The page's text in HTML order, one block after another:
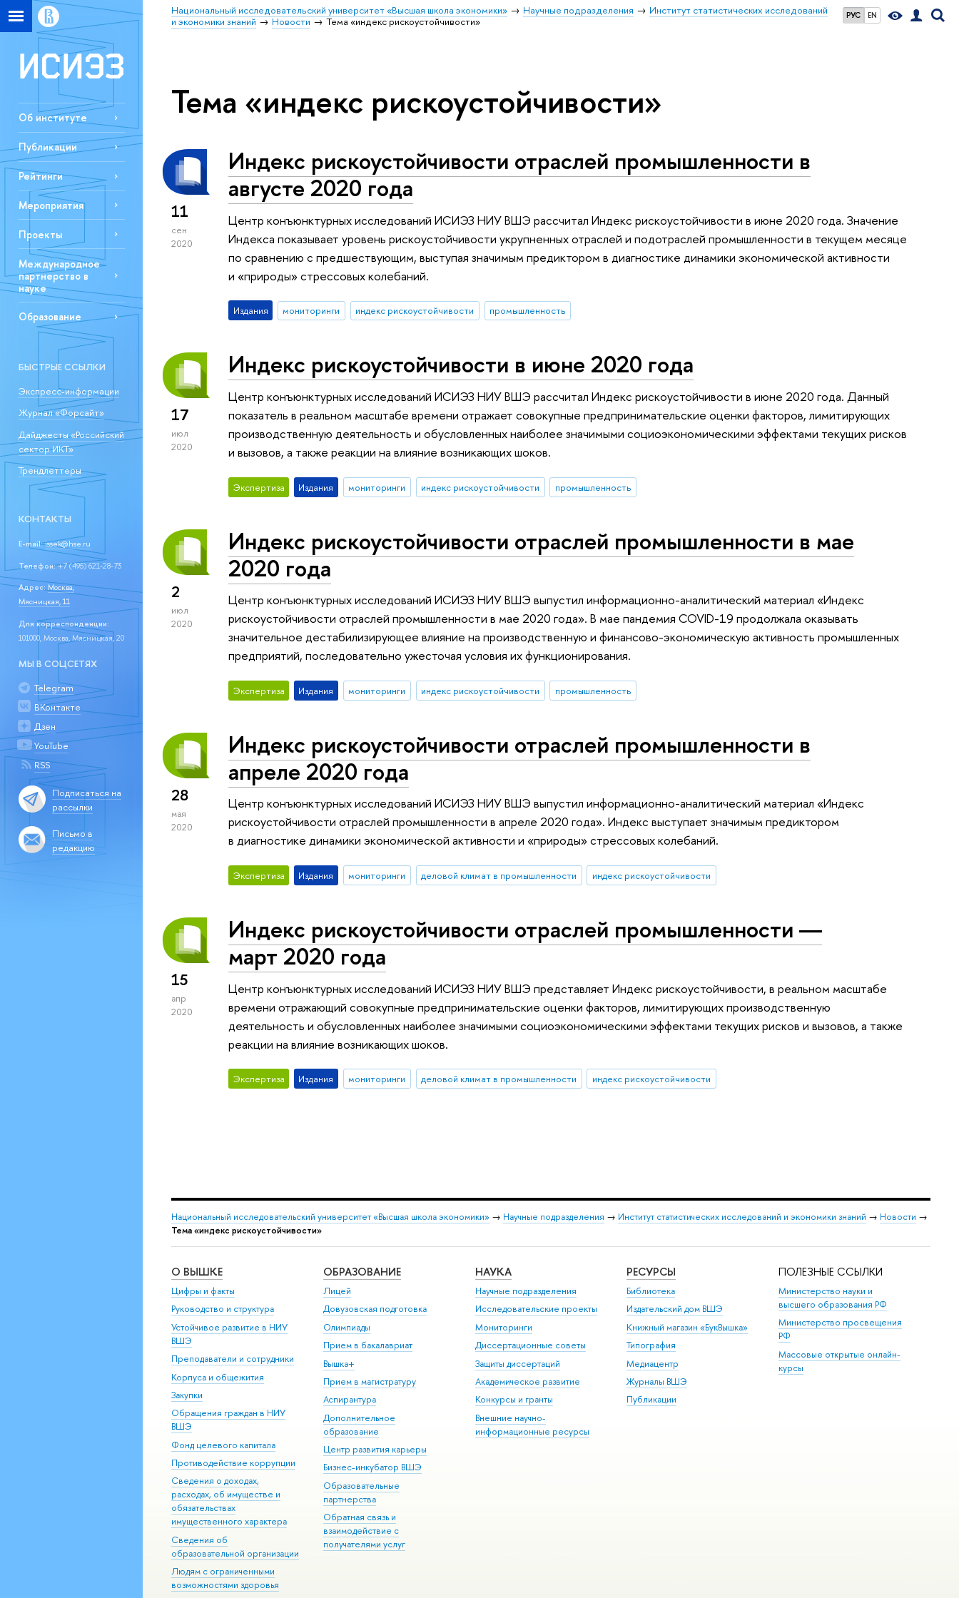
РУС EN
Национальный исследовательский университет «Высшая школа экономики» Научные подразделения
Институт статистических исследований
и экономики знаний
Новости Тема «индекс рискоустойчивости»
Об институте
Публикации
Рейтинги
Мероприятия
Проекты
Международное
партнерство в
науке
Образование
БЫСТРЫЕ ССЫЛКИ
Экспресс-информации
Журнал «Форсайт»
Дайджесты «Российский
сектор ИКТ»
Трендлеттеры
КОНТАКТЫ
E-mail:issek@hse.ru
Телефон:+7 (495) 621-28-73
Адрес: Москва,
Мясницкая, 11
Для корреспонденции:
101000, Москва, Мясницкая, 20
МЫ В СОЦСЕТЯХ
Telegram
ВКонтакте
Дзен
YouTube
RSS
Подписаться на
рассылки
Письмо в
редакцию
Тема «индекс рискоустойчивости»
11
сен
2020
Индекс рискоустойчивости отраслей промышленности в
августе 2020 года
Центр конъюнктурных исследований ИСИЭЗ НИУ ВШЭ рассчитал Индекс рискоустойчивости в июне 2020 года. Значение
Индекса показывает уровень рискоустойчивости укрупненных отраслей и подотраслей промышленности в текущем месяце
по сравнению с предшествующим, выступая значимым предиктором в диагностике динамики экономической активности
и «природы» стрессовых колебаний.
Издания мониторинги индекс рискоустойчивости промышленность
17
июл
2020
Индекс рискоустойчивости в июне 2020 года
Центр конъюнктурных исследований ИСИЭЗ НИУ ВШЭ рассчитал Индекс рискоустойчивости в июне 2020 года. Данный
показатель в реальном масштабе времени отражает совокупные предпринимательские оценки факторов, лимитирующих
производственную деятельность и обусловленных наиболее значимыми социоэкономическими эффектами текущих рисков
и вызовов, а также реакции на влияние возникающих шоков.
Экспертиза Издания мониторинги индекс рискоустойчивости промышленность
2
июл
2020
Индекс рискоустойчивости отраслей промышленности в мае
2020 года
Центр конъюнктурных исследований ИСИЭЗ НИУ ВШЭ выпустил информационно-аналитический материал «Индекс
рискоустойчивости отраслей промышленности в мае 2020 года». В мае пандемия COVID-19 продолжала оказывать
значительное дестабилизирующее влияние на производственную и финансово-экономическую активность промышленных
предприятий, последовательно ужесточая условия их функционирования.
Экспертиза Издания мониторинги индекс рискоустойчивости промышленность
28
мая
2020
Индекс рискоустойчивости отраслей промышленности в
апреле 2020 года
Центр конъюнктурных исследований ИСИЭЗ НИУ ВШЭ выпустил информационно-аналитический материал «Индекс
рискоустойчивости отраслей промышленности в апреле 2020 года». Индекс выступает значимым предиктором
в диагностике динамики экономической активности и «природы» стрессовых колебаний.
Экспертиза Издания мониторинги деловой климат в промышленности индекс рискоустойчивости
15
апр
2020
Индекс рискоустойчивости отраслей промышленности ―
март 2020 года
Центр конъюнктурных исследований ИСИЭЗ НИУ ВШЭ представляет Индекс рискоустойчивости, в реальном масштабе
времени отражающий совокупные предпринимательские оценки факторов, лимитирующих производственную
деятельность и обусловленных наиболее значимыми социоэкономическими эффектами текущих рисков и вызовов, а также
реакции на влияние возникающих шоков.
Экспертиза Издания мониторинги деловой климат в промышленности индекс рискоустойчивости
Национальный исследовательский университет «Высшая школа экономики» → Научные подразделения → Институт статистических исследований и экономики знаний → Новости →
Тема «индекс рискоустойчивости»
О ВЫШКЕ
Цифры и факты
Руководство и структура
Устойчивое развитие в НИУ
ВШЭ
Преподаватели и сотрудники
Корпуса и общежития
Закупки
Обращения граждан в НИУ
ВШЭ
Фонд целевого капитала
Противодействие коррупции
Сведения о доходах,
расходах, об имуществе и
обязательствах
имущественного характера
Сведения об
образовательной организации
Людям с ограниченными
возможностями здоровья
ОБРАЗОВАНИЕ
Лицей
Довузовская подготовка
Олимпиады
Прием в бакалавриат
Вышка+
Прием в магистратуру
Аспирантура
Дополнительное
образование
Центр развития карьеры
Бизнес-инкубатор ВШЭ
Образовательные
партнерства
Обратная связь и
взаимодействие с
получателями услуг
НАУКА
Научные подразделения
Исследовательские проекты
Мониторинги
Диссертационные советы
Защиты диссертаций
Академическое развитие
Конкурсы и гранты
Внешние научно-
информационные ресурсы
РЕСУРСЫ
Библиотека
Издательский дом ВШЭ
Книжный магазин «БукВышка»
Типография
Медиацентр
Журналы ВШЭ
Публикации
ПОЛЕЗНЫЕ ССЫЛКИ
Министерство науки и
высшего образования РФ
Министерство просвещения
РФ
Массовые открытые онлайн-
курсы